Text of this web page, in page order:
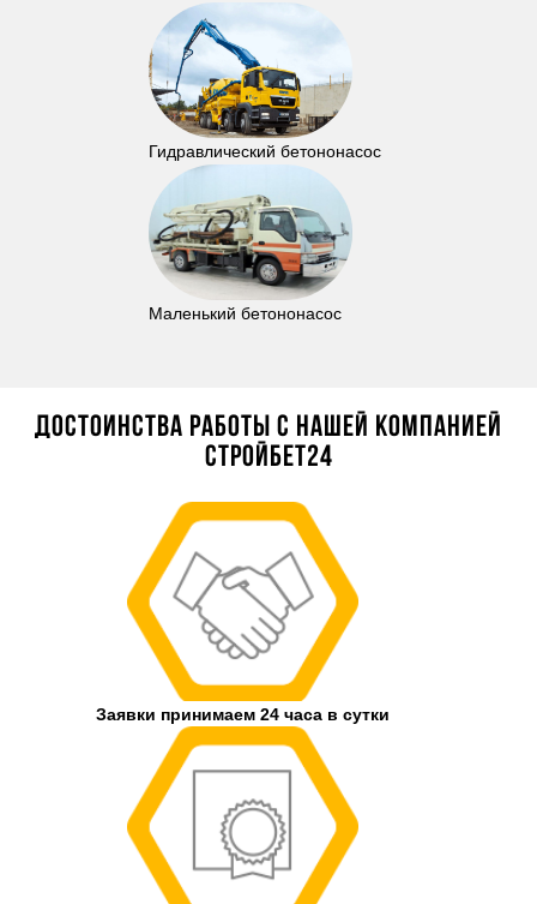
Гидравлический бетононасос
Маленький бетононасос
Достоинства работы с нашей компанией
Стройбет24
Заявки принимаем 24 часа в сутки